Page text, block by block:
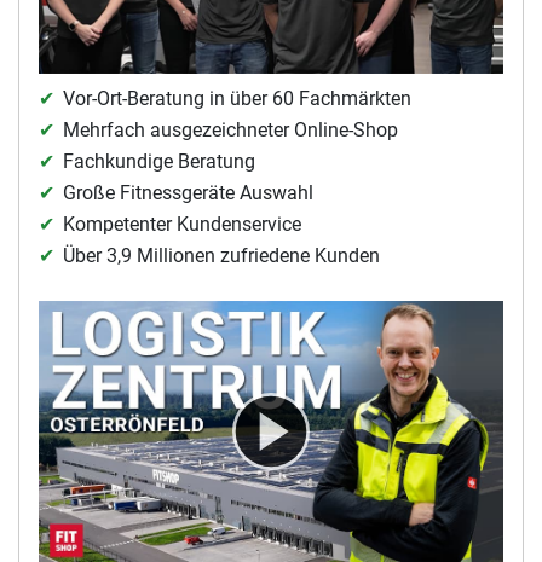
Vor-Ort-Beratung in über 60 Fachmärkten
Mehrfach ausgezeichneter Online-Shop
Fachkundige Beratung
Große Fitnessgeräte Auswahl
Kompetenter Kundenservice
Über 3,9 Millionen zufriedene Kunden